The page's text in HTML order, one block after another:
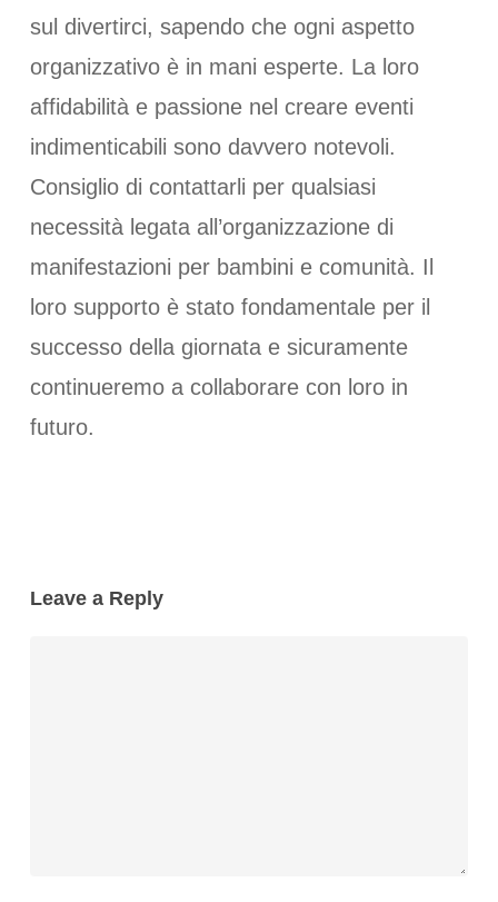
sul divertirci, sapendo che ogni aspetto
organizzativo è in mani esperte. La loro
affidabilità e passione nel creare eventi
indimenticabili sono davvero notevoli.
Consiglio di contattarli per qualsiasi
necessità legata all’organizzazione di
manifestazioni per bambini e comunità. Il
loro supporto è stato fondamentale per il
successo della giornata e sicuramente
continueremo a collaborare con loro in
futuro.
Leave a Reply